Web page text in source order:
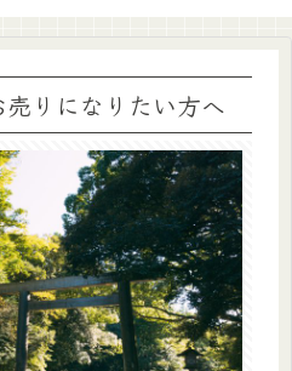
りになりたい方へ